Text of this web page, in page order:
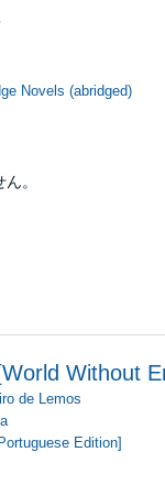
Novels (abridged)
。
Without
de Lemos
Edition]